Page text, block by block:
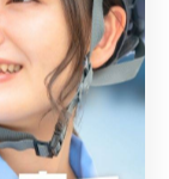
件は、給与や
利厚生の充実
業界では、勤
上で欠かせな